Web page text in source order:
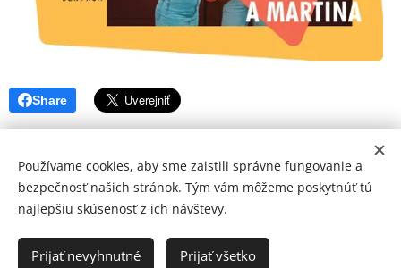
Share
© 2026 Mediálna a kultúrna spoločnosť Topoľčany, s.r.o.
Ochrana osobných údajov
Používame cookies, aby sme zaistili správne fungovanie a
bezpečnosť našich stránok. Tým vám môžeme poskytnúť tú
najlepšiu skúsenosť z ich návštevy.
Prijať nevyhnutné Prijať všetko